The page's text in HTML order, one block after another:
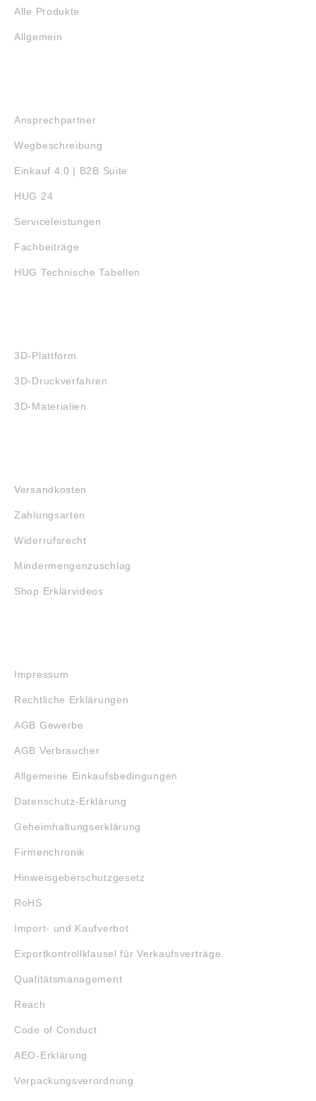
Alle Produkte
Allgemein
Ansprechpartner
Wegbeschreibung
Einkauf 4.0 | B2B Suite
HUG 24
Serviceleistungen
Fachbeiträge
HUG Technische Tabellen
3D-Plattform
3D-Druckverfahren
3D-Materialien
Versandkosten
Zahlungsarten
Widerrufsrecht
Mindermengenzuschlag
Shop Erklärvideos
Impressum
Rechtliche Erklärungen
AGB Gewerbe
AGB Verbraucher
Allgemeine Einkaufsbedingungen
Datenschutz-Erklärung
Geheimhaltungserklärung
Firmenchronik
Hinweisgeberschutzgesetz
RoHS
Import- und Kaufverbot
Exportkontrollklausel für Verkaufsverträge
Qualitätsmanagement
Reach
Code of Conduct
AEO-Erklärung
Verpackungsverordnung